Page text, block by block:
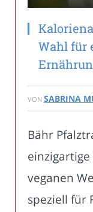
Wahl für
VON SABRINA
Bähr
veganen
speziell für